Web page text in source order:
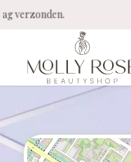
dag verzonden.